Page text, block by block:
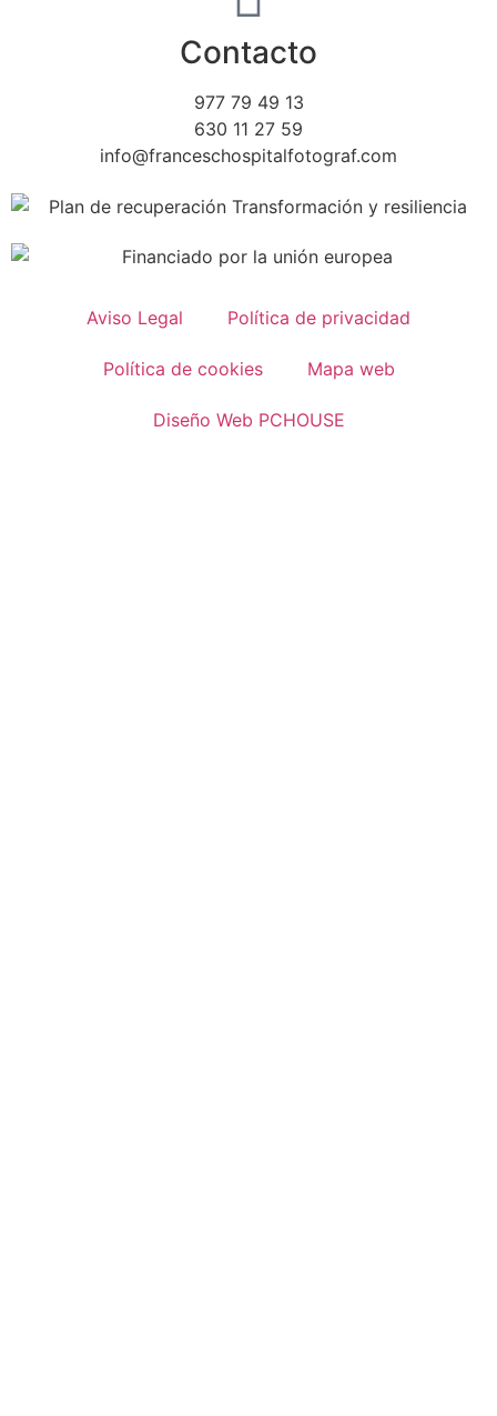
Contacto
977 79 49 13
630 11 27 59
info@franceschospitalfotograf.com
Aviso Legal Política de privacidad
Política de cookies Mapa web
Diseño Web PCHOUSE